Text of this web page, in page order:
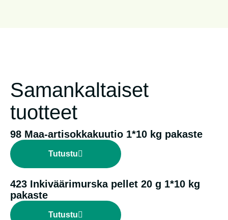
Samankaltaiset
tuotteet
98 Maa-artisokkakuutio 1*10 kg pakaste
Tutustu
423 Inkiväärimurska pellet 20 g 1*10 kg
pakaste
Tutustu